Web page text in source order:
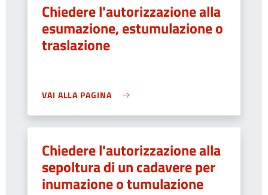
Chiedere l'autorizzazione alla
esumazione, estumulazione o
traslazione
VAI ALLA PAGINA
Chiedere l'autorizzazione alla
sepoltura di un cadavere per
inumazione o tumulazione